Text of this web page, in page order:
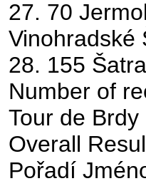
27. 70
Vinohradské
28. 155
Number of
Tour de
Overall
Pořadí